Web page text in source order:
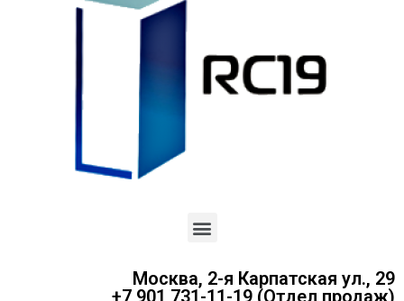
Москва, 2-я Карпатская ул., 29